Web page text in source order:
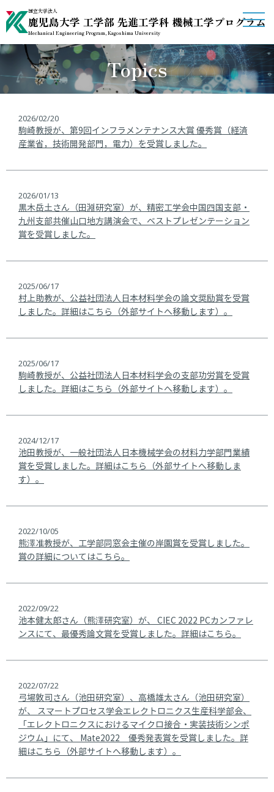
国立大学法人
鹿児島大学 工学部 先進工学科 機械工学プログラム
Mechanical Engineering Program, Kagoshima University
ホーム
機械工学プログラム概要
受験生の方へ
研究室紹介
Topics
2026/02/20
駒崎教授が、第9回インフラメンテナンス大賞 優秀賞（経済
産業省，技術開発部門，電力）を受賞しました。
2026/01/13
黒木岳土さん（田淵研究室）が、精密工学会中国四国支部・
九州支部共催山口地方講演会で、ベストプレゼンテーション
賞を受賞しました。
2025/06/17
村上助教が、公益社団法人日本材料学会の論文奨励賞を受賞
しました。詳細はこちら（外部サイトへ移動します）。
2025/06/17
駒崎教授が、公益社団法人日本材料学会の支部功労賞を受賞
しました。詳細はこちら（外部サイトへ移動します）。
2024/12/17
池田教授が、一般社団法人日本機械学会の材料力学部門業績
賞を受賞しました。詳細はこちら（外部サイトへ移動しま
す）。
2022/10/05
熊澤准教授が、工学部同窓会主催の岸園賞を受賞しました。
賞の詳細についてはこちら。
2022/09/22
池本健太郎さん（熊澤研究室）が、 CIEC 2022 PCカンファレ
ンスにて、最優秀論文賞を受賞しました。詳細はこちら。
2022/07/22
弓場敦司さん（池田研究室）、高橋雄太さん（池田研究室）
が、 スマートプロセス学会エレクトロニクス生産科学部会、
「エレクトロニクスにおけるマイクロ接合・実装技術シンポ
ジウム」にて、 Mate2022 優秀発表賞を受賞しました。詳
細はこちら（外部サイトへ移動します）。